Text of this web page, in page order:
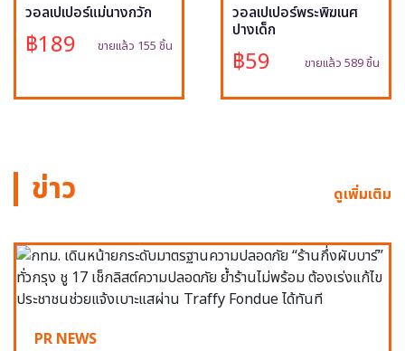
วอลเปเปอร์แม่นางกวัก
฿189 ขายแล้ว 155 ชิ้น
วอลเปเปอร์พระพิฆเนศ
ปางเด็ก
฿59 ขายแล้ว 589 ชิ้น
ข่าว ดูเพิ่มเติม
PR NEWS